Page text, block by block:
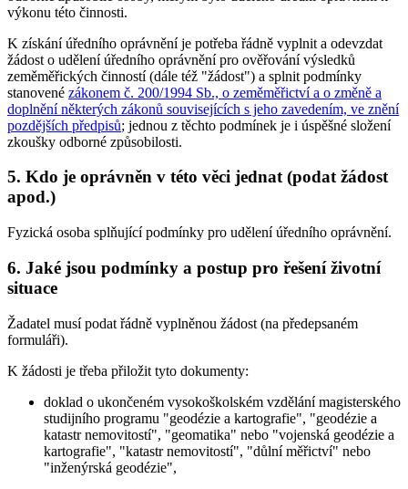
výkonu této činnosti.
K získání úředního oprávnění je potřeba řádně vyplnit a odevzdat
žádost o udělení úředního oprávnění pro ověřování výsledků
zeměměřických činností (dále též "žádost") a splnit podmínky
stanovené zákonem č. 200/1994 Sb., o zeměměřictví a o změně a
doplnění některých zákonů souvisejících s jeho zavedením, ve znění
pozdějších předpisů; jednou z těchto podmínek je i úspěšné složení
zkoušky odborné způsobilosti.
5. Kdo je oprávněn v této věci jednat (podat žádost
apod.)
Fyzická osoba splňující podmínky pro udělení úředního oprávnění.
6. Jaké jsou podmínky a postup pro řešení životní
situace
Žadatel musí podat řádně vyplněnou žádost (na předepsaném
formuláři).
K žádosti je třeba přiložit tyto dokumenty:
doklad o ukončeném vysokoškolském vzdělání magisterského
studijního programu "geodézie a kartografie", "geodézie a
katastr nemovitostí", "geomatika" nebo "vojenská geodézie a
kartografie", "katastr nemovitostí", "důlní měřictví" nebo
"inženýrská geodézie",